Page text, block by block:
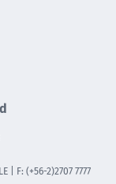
| F: (+56-2)2707 7777